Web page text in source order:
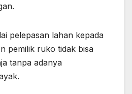
pelepasan lahan kepada
pemilik ruko tidak bisa
tanpa adanya